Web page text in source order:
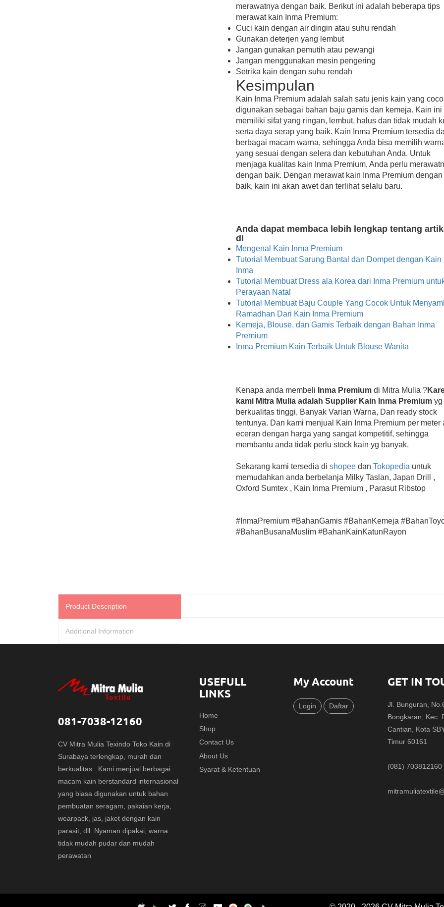
merawatnya dengan baik. Berikut ini adalah beberapa tips
merawat kain Inma Premium:
Cuci kain dengan air dingin atau suhu rendah
Gunakan deterjen yang lembut
Jangan gunakan pemutih atau pewangi
Jangan menggunakan mesin pengering
Setrika kain dengan suhu rendah
Kesimpulan
Kain Inma Premium adalah salah satu jenis kain yang
digunakan sebagai bahan baju gamis dan kemeja. Kain ini
memiliki sifat yang ringan, lembut, halus dan tidak mudah
serta daya serap yang baik. Kain Inma Premium tersedia
berbagai macam warna, sehingga Anda bisa memilih
yang sesuai dengan selera dan kebutuhan Anda. Untuk
menjaga kualitas kain Inma Premium, Anda perlu
dengan baik. Dengan merawat kain Inma Premium dengan
baik, kain ini akan awet dan terlihat selalu baru.
Anda dapat membaca lebih lengkap tentang
di
Mengenal Kain Inma Premium
Tutorial Membuat Sarung Bantal dan Dompet dengan Kain
Inma
Tutorial Membuat Dress ala Korea dari Inma Premium
Perayaan Natal
Tutorial Membuat Baju Couple Yang Cocok Untuk
Ramadhan Dari Kain Inma Premium
Kemeja, Blouse, dan Gamis Terbaik dengan Bahan Inma
Premium
Inma Premium Kain Terbaik Untuk Blouse Wanita
Kenapa anda membeli Inma Premiumdi Mitra Mulia ?
kami Mitra Mulia adalah Supplier Kain Inma Premiumyg
berkualitas tinggi, Banyak Varian Warna, Dan ready stock
tentunya. Dan kami menjual Kain Inma Premium per meter
eceran dengan harga yang sangat kompetitif, sehingga
membantu anda tidak perlu stock kain yg banyak.
Sekarang kami tersedia di shopeedan Tokopedia untuk
memudahkan anda berbelanja Milky Taslan, Japan Drill ,
Oxford Sumtex , Kain Inma Premium , Parasut Ribstop
#InmaPremium #BahanGamis #BahanKemeja
#BahanBusanaMuslim #BahanKainKatunRayon
Product Description
Additional Information
081-7038-12160
CV Mitra Mulia Texindo Toko Kain di
Surabaya terlengkap, murah dan
berkualitas . Kami menjual berbagai
macam kain berstandard internasional
yang biasa digunakan untuk bahan
pembuatan seragam, pakaian kerja,
wearpack, jas, jaket dengan kain
parasit, dll. Nyaman dipakai, warna
tidak mudah pudar dan mudah
perawatan
USEFULL
LINKS
Home
Shop
Contact Us
About Us
Syarat & Ketentuan
My Account
Login Daftar
GET IN
Jl. Bunguran,
Bongkaran, Kec.
Cantian, Kota
Timur 60161
(081) 703812160